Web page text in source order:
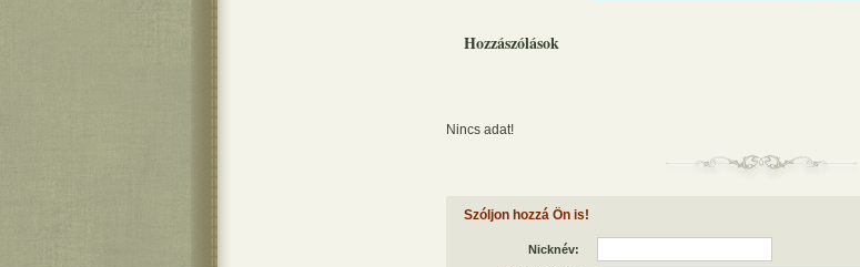
Hozzászólások
Nincs adat!
Szóljon hozzá Ön is!
Nicknév: